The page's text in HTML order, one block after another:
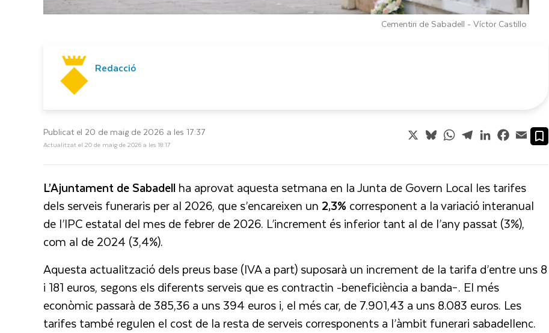
Cementiri de Sabadell -Víctor Castillo
Redacció
Publicat el 20 de maig de 2026 a les 17:37
Actualitzat el 20 de maig de 2026 a les 18:17
X BlueskyWhatsApp
TelegramLinkedInFacebook
Email
L’Ajuntament de Sabadellha aprovat aquesta setmana en la Junta de Govern Local les tarifes
dels serveis funeraris per al 2026, que s’encareixen un 2,3% corresponent a la variació interanual
de l’IPC estatal del mes de febrer de 2026. L’increment és inferior tant al de l’any passat (3%),
com al de 2024 (3,4%).
Aquesta actualització dels preus base (IVA a part) suposarà un increment de la tarifa d’entre uns 8
i 181 euros, segons els diferents serveis que es contractin -beneficiència a banda–. El més
econòmic passarà de 385,36 a uns 394 euros i, el més car, de 7.901,43 a uns 8.083 euros. Les
tarifes també regulen el cost de la resta de serveis corresponents a l’àmbit funerari sabadellenc.